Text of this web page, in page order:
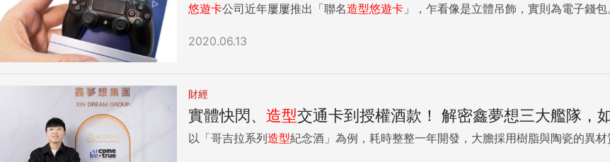
悠遊卡公司近年屢屢推出「聯名造型悠遊卡 」，乍看像是立體吊飾，實則為電子錢包
2020.06.13
財經
實體快閃、 造型交通卡到授權酒款！ 解密鑫夢想三大艦隊，
以「哥吉拉系列造型紀念酒」為例，耗時整整一年開發，大膽採用樹脂與陶瓷的異